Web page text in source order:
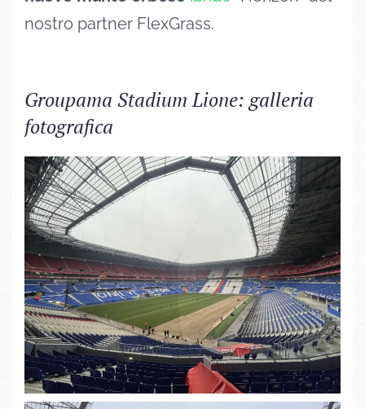
nostro partner FlexGrass.
Groupama Stadium Lione: galleria
fotografica